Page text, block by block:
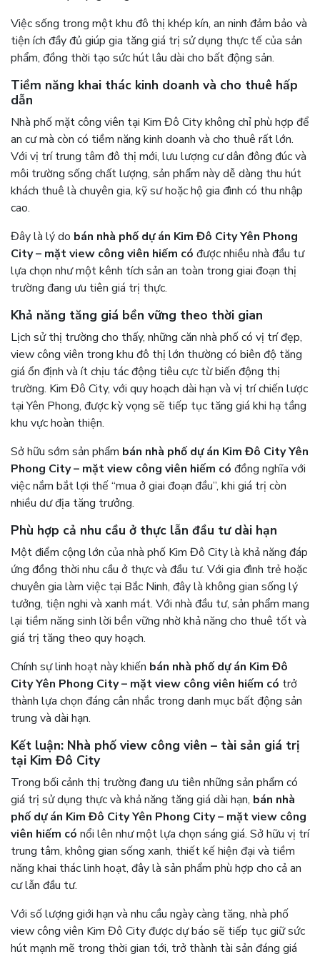
Việc sống trong một khu đô thị khép kín, an ninh đảm bảo và
tiện ích đầy đủ giúp gia tăng giá trị sử dụng thực tế của sản
phẩm, đồng thời tạo sức hút lâu dài cho bất động sản.
Tiềm năng khai thác kinh doanh và cho thuê hấp
dẫn
Nhà phố mặt công viên tại Kim Đô City không chỉ phù hợp để
an cư mà còn có tiềm năng kinh doanh và cho thuê rất lớn.
Với vị trí trung tâm đô thị mới, lưu lượng cư dân đông đúc và
môi trường sống chất lượng, sản phẩm này dễ dàng thu hút
khách thuê là chuyên gia, kỹ sư hoặc hộ gia đình có thu nhập
cao.
Đây là lý do bán nhà phố dự án Kim Đô City Yên Phong
City – mặt view công viên hiếm có được nhiều nhà đầu tư
lựa chọn như một kênh tích sản an toàn trong giai đoạn thị
trường đang ưu tiên giá trị thực.
Khả năng tăng giá bền vững theo thời gian
Lịch sử thị trường cho thấy, những căn nhà phố có vị trí đẹp,
view công viên trong khu đô thị lớn thường có biên độ tăng
giá ổn định và ít chịu tác động tiêu cực từ biến động thị
trường. Kim Đô City, với quy hoạch dài hạn và vị trí chiến lược
tại Yên Phong, được kỳ vọng sẽ tiếp tục tăng giá khi hạ tầng
khu vực hoàn thiện.
Sở hữu sớm sản phẩm bán nhà phố dự án Kim Đô City Yên
Phong City – mặt view công viên hiếm có đồng nghĩa với
việc nắm bắt lợi thế “mua ở giai đoạn đầu”, khi giá trị còn
nhiều dư địa tăng trưởng.
Phù hợp cả nhu cầu ở thực lẫn đầu tư dài hạn
Một điểm cộng lớn của nhà phố Kim Đô City là khả năng đáp
ứng đồng thời nhu cầu ở thực và đầu tư. Với gia đình trẻ hoặc
chuyên gia làm việc tại Bắc Ninh, đây là không gian sống lý
tưởng, tiện nghi và xanh mát. Với nhà đầu tư, sản phẩm mang
lại tiềm năng sinh lời bền vững nhờ khả năng cho thuê tốt và
giá trị tăng theo quy hoạch.
Chính sự linh hoạt này khiến bán nhà phố dự án Kim Đô
City Yên Phong City – mặt view công viên hiếm có trở
thành lựa chọn đáng cân nhắc trong danh mục bất động sản
trung và dài hạn.
Kết luận: Nhà phố view công viên – tài sản giá trị
tại Kim Đô City
Trong bối cảnh thị trường đang ưu tiên những sản phẩm có
giá trị sử dụng thực và khả năng tăng giá dài hạn, bán nhà
phố dự án Kim Đô City Yên Phong City – mặt view công
viên hiếm có nổi lên như một lựa chọn sáng giá. Sở hữu vị trí
trung tâm, không gian sống xanh, thiết kế hiện đại và tiềm
năng khai thác linh hoạt, đây là sản phẩm phù hợp cho cả an
cư lẫn đầu tư.
Với số lượng giới hạn và nhu cầu ngày càng tăng, nhà phố
view công viên Kim Đô City được dự báo sẽ tiếp tục giữ sức
hút mạnh mẽ trong thời gian tới, trở thành tài sản đáng giá